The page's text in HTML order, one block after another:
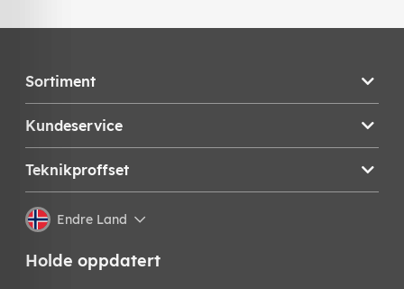
Sortiment
Kundeservice
Teknikproffset
Endre Land
Holde oppdatert